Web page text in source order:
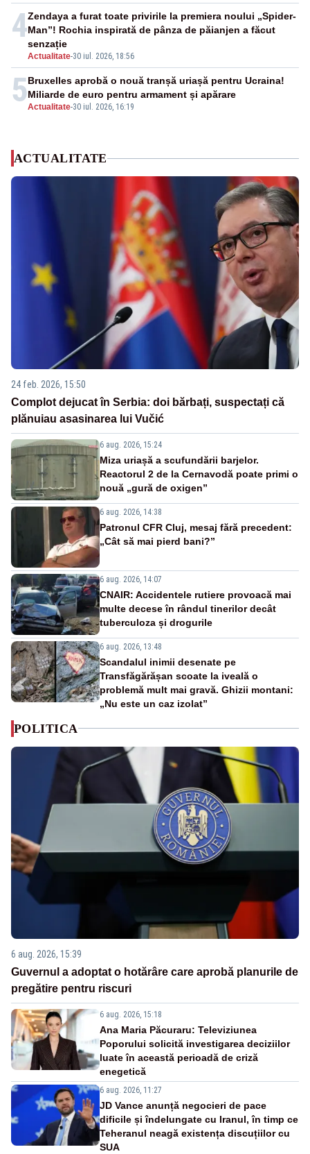
4
Actualitate-30 iul. 2026, 18:56
Zendaya a furat toate privirile la premiera noului „Spider-
Man”! Rochia inspirată de pânza de păianjen a făcut
senzație
5Actualitate-30 iul. 2026, 16:19
Bruxelles aprobă o nouă tranșă uriașă pentru Ucraina!
Miliarde de euro pentru armament și apărare
ACTUALITATE
24 feb. 2026, 15:50
Complot dejucat în Serbia: doi bărbați, suspectați că
plănuiau asasinarea lui Vučić
6 aug. 2026, 15:24
Miza uriașă a scufundării barjelor.
Reactorul 2 de la Cernavodă poate primi o
nouă „gură de oxigen”
6 aug. 2026, 14:38
Patronul CFR Cluj, mesaj fără precedent:
„Cât să mai pierd bani?”
6 aug. 2026, 14:07
CNAIR: Accidentele rutiere provoacă mai
multe decese în rândul tinerilor decât
tuberculoza și drogurile
6 aug. 2026, 13:48
Scandalul inimii desenate pe
Transfăgărășan scoate la iveală o
problemă mult mai gravă. Ghizii montani:
„Nu este un caz izolat”
POLITICA
6 aug. 2026, 15:39
Guvernul a adoptat o hotărâre care aprobă planurile de
pregătire pentru riscuri
6 aug. 2026, 15:18
Ana Maria Păcuraru: Televiziunea
Poporului solicită investigarea deciziilor
luate în această perioadă de criză
enegetică
6 aug. 2026, 11:27
JD Vance anunță negocieri de pace
dificile și îndelungate cu Iranul, în timp ce
Teheranul neagă existența discuțiilor cu
SUA